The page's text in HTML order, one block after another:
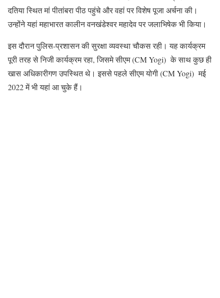
दतिया स्थित मां पीतांबरा पीठ पहुंचे और वहां पर विशेष पूजा अर्चना की।
उन्होंने यहां महाभारत कालीन वनखंडेश्वर महादेव पर जलाभिषेक भी किया।
इस दौरान पुलिस-प्रशासन की सुरक्षा व्यवस्था चौकस रही। यह कार्यक्रम
पूरी तरह से निजी कार्यक्रम रहा, जिसमे सीएम (CM Yogi) के साथ कुछ ही
खास अधिकारीगण उपस्थित थे। इससे पहले सीएम योगी (CM Yogi) मई
2022 में भी यहां आ चुके हैं।